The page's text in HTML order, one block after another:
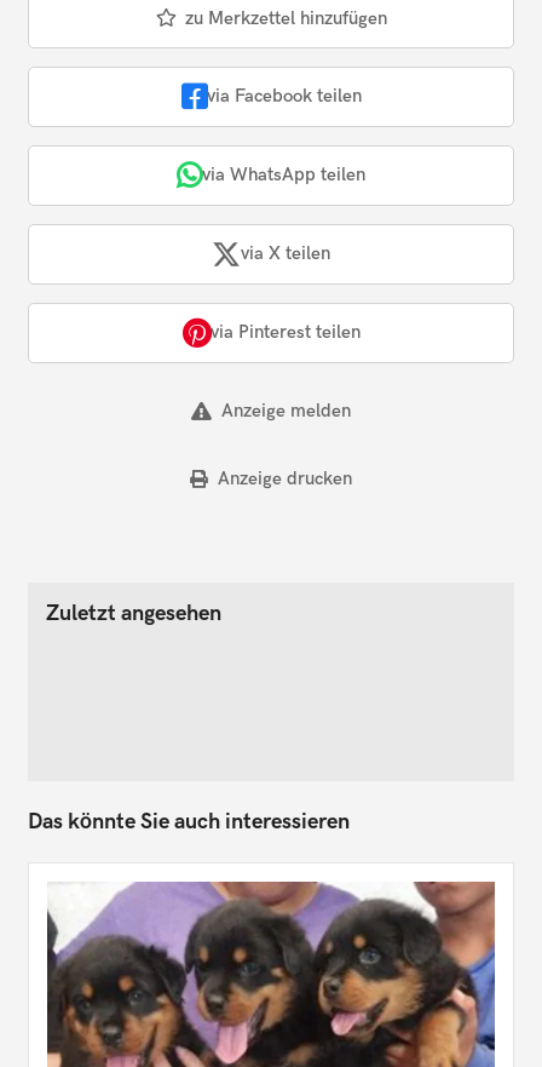
zu Merkzettel hinzufügen
via Facebook teilen
via WhatsApp teilen
via X teilen
via Pinterest teilen
Anzeige melden
Anzeige drucken
Zuletzt angesehen
Das könnte Sie auch interessieren